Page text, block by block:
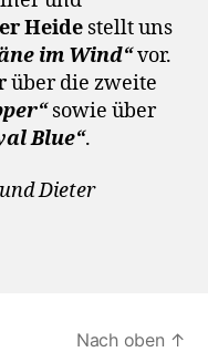
Heide stellt uns
im Wind“vor.
über die zweite
sowie über
Blue“.
Dieter
Nach oben ↑